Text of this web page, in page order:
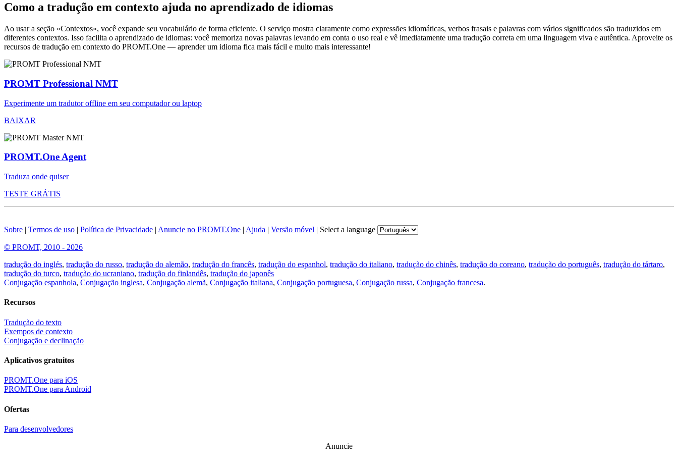
Como a tradução em contexto ajuda no aprendizado de idiomas
Ao usar a seção «Contextos», você expande seu vocabulário de forma eficiente. O serviço mostra claramente como expressões idiomáticas, verbos frasais e palavras com vários significados são traduzidos em
diferentes contextos. Isso facilita o aprendizado de idiomas: você memoriza novas palavras levando em conta o uso real e vê imediatamente uma tradução correta em uma linguagem viva e autêntica. Aproveite os
recursos de tradução em contexto do PROMT.One — aprender um idioma fica mais fácil e muito mais interessante!
PROMT Professional NMT
Experimente um tradutor offline em seu computador ou laptop
BAIXAR
PROMT.One Agent
Traduza onde quiser
TESTE GRÁTIS
Sobre | Termos de uso | Política de Privacidade | Anuncie no PROMT.One | Ajuda | Versão móvel | Select a language
© PROMT, 2010 - 2026
tradução do inglés, tradução do russo, tradução do alemão, tradução do francês, tradução do espanhol, tradução do italiano, tradução do chinês, tradução do coreano, tradução do português, tradução do tártaro,
tradução do turco, tradução do ucraniano, tradução do finlandês, tradução do japonês
Conjugação espanhola, Conjugação inglesa, Conjugação alemã, Conjugação italiana, Conjugação portuguesa, Conjugação russa, Conjugação francesa.
Recursos
Tradução do texto
Exempos de contexto
Conjugação e declinação
Aplicativos gratuitos
PROMT.One para iOS
PROMT.One para Android
Ofertas
Para desenvolvedores
Anuncie